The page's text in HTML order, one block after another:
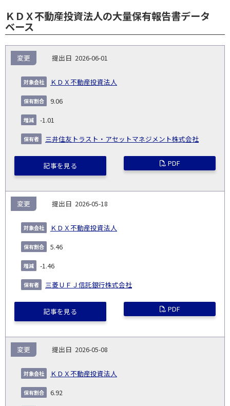
ＫＤＸ不動産投資法人の大量保有報告書データ
ベース
NO.
告
義
務
発
生
日
出
コー
象
業
2026-06-01
ＫＤＸ不動産投資法人
変更
9.06
-1.01
三井住友トラスト・アセットマネジメント株式会社
記事を見る PDF
2026-05-18
ＫＤＸ不動産投資法人
変更
5.46
-1.46
三菱ＵＦＪ信託銀行株式会社
記事を見る PDF
2026-05-08
ＫＤＸ不動産投資法人
変更
6.92